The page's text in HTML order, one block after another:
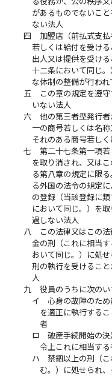
があるものでないこ
ない法人
四
加盟店（前払式支
若しくは給付を受け
出人又は提供を受け
十二条において同じ
な体制の整備が行わ
五
この章の規定を遵
いない法人
六
他の第三者型発行
一の商号若しくは名
それのある商号若し
七
第二十七条第一項
を取り消され、又は
る第八章の規定に限
る外国の法令の規定
の登録（当該登録に
において同じ。）を
過しない法人
八
この法律又はこの
金の刑（これに相当
おいて同じ。）に処
刑の執行を受けるこ
人
九
役員のうちに次の
イ
心身の故障のた
を適正に執行する
者
ロ
破産手続開始の
令上これに相当する
ハ
禁錮以上の刑（
む。）に処せられ